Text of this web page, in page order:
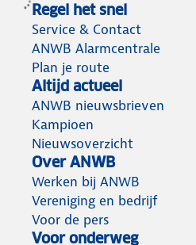
Regel het snel
Service & Contact
ANWB Alarmcentrale
Plan je route
Altijd actueel
ANWB nieuwsbrieven
Kampioen
Nieuwsoverzicht
Over ANWB
Werken bij ANWB
Vereniging en bedrijf
Voor de pers
Voor onderweg